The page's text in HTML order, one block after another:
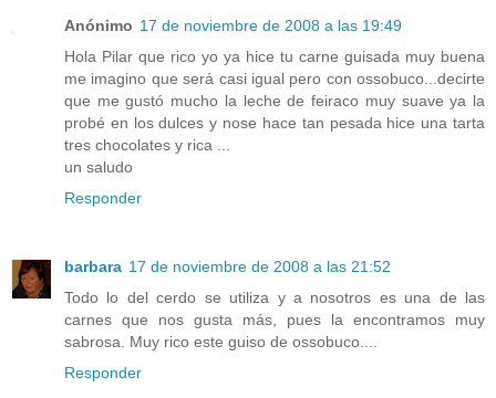
Anónimo 17 de noviembre de 2008 a las 19:49
Hola Pilar que rico yo ya hice tu carne guisada muy buena
me imagino que será casi igual pero con ossobuco...decirte
que me gustó mucho la leche de feiraco muy suave ya la
probé en los dulces y nose hace tan pesada hice una tarta
tres chocolates y rica ...
un saludo
Responder
barbara 17 de noviembre de 2008 a las 21:52
Todo lo del cerdo se utiliza y a nosotros es una de las
carnes que nos gusta más, pues la encontramos muy
sabrosa. Muy rico este guiso de ossobuco....
Responder